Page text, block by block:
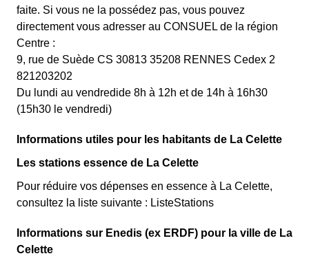
faite. Si vous ne la possédez pas, vous pouvez
directement vous adresser au CONSUEL de la région
Centre :
9, rue de Suède CS 30813 35208 RENNES Cedex 2
821203202
Du lundi au vendredide 8h à 12h et de 14h à 16h30
(15h30 le vendredi)
Informations utiles pour les habitants de La Celette
Les stations essence de La Celette
Pour réduire vos dépenses en essence à La Celette,
consultez la liste suivante : ListeStations
Informations sur Enedis (ex ERDF) pour la ville de La
Celette